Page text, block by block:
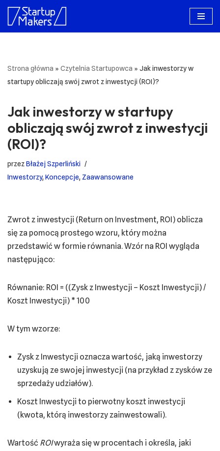
Przejdź
Strona główna » Czytelnia Startupowca » Jak inwestorzy w
startupy obliczają swój zwrot z inwestycji (ROI)?
Jak inwestorzy w startupy
obliczają swój zwrot z inwestycji
(ROI)?
przezBłażej Szperliński
Inwestorzy, Koncepcje, Zaawansowane
Zwrot z inwestycji (Return on Investment, ROI) oblicza
się za pomocą prostego wzoru, który można
przedstawić w formie równania. Wzór na ROI wygląda
następująco:
Równanie: ROI = ((Zysk z Inwestycji – Koszt Inwestycji) /
Koszt Inwestycji) * 100
W tym wzorze:
Zysk z Inwestycji oznacza wartość, jaką inwestorzy
uzyskują ze swojej inwestycji (na przykład z zysków ze
sprzedaży udziałów).
Koszt Inwestycji to pierwotny koszt inwestycji
(kwota, którą inwestorzy zainwestowali).
Wartość ROIwyraża się w procentach i określa, jaki